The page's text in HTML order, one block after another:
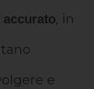
, in
e